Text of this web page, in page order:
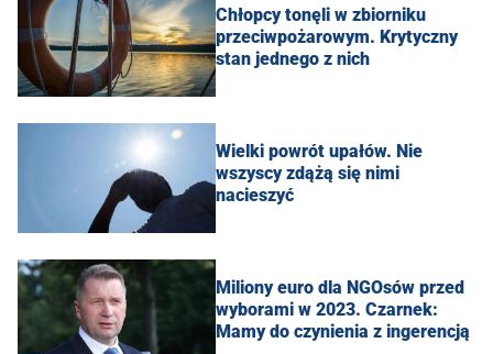
Chłopcy tonęli w zbiorniku
przeciwpożarowym. Krytyczny
stan jednego z nich
Wielki powrót upałów. Nie
wszyscy zdążą się nimi
nacieszyć
Miliony euro dla NGOsów przed
wyborami w 2023. Czarnek:
Mamy do czynienia z ingerencją